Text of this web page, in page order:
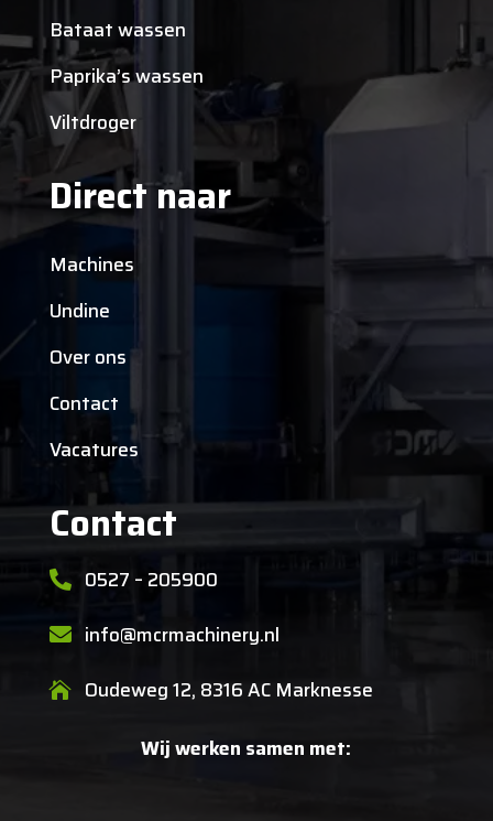
Bataat wassen
Paprika’s wassen
Viltdroger
Direct naar
Machines
Undine
Over ons
Contact
Vacatures
Contact
 0527 – 205900
 info@mcrmachinery.nl
 Oudeweg 12, 8316 AC Marknesse
Wij werken samen met: